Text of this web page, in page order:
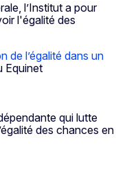
l’Institut a pour
l'égalité des
de l’égalité dans un
Equinet
qui lutte
des chances en